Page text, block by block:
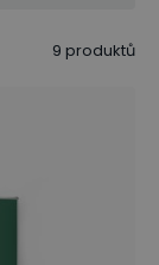
9 produktů